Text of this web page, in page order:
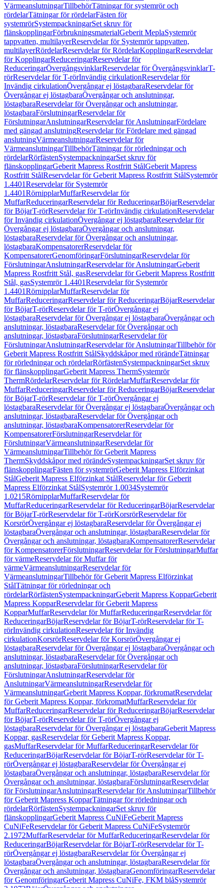
VärmeanslutningarTillbehörTätningar för systemrör och
rördelarTätningar för rördelarFästen för
systemrörSystempackningarSet skruv för
flänskopplingarFörbrukningsmaterialGeberit MeplaSystemrör
tappvatten, multilayerReservdelar för Systemrör tappvatten,
multilayerRördelarReservdelar för RördelarKopplingarReservdelar
för KopplingarReduceringarReservdelar för
ReduceringarÖvergångsvinklarReservdelar för ÖvergångsvinklarT-
rörReservdelar för T-rörInvändig cirkulationReservdelar för
Invändig cirkulationÖvergångar ej löstagbaraReservdelar för
Övergångar ej löstagbaraÖvergångar och anslutningar,
löstagbaraReservdelar för Övergångar och anslutningar,
löstagbaraFörslutningarReservdelar för
FörslutningarAnslutningarReservdelar för AnslutningarFördelare
med gängad anslutningReservdelar för Fördelare med gängad
anslutningVärmeanslutningarReservdelar för
VärmeanslutningarTillbehörTätningar för rörledningar och
rördelarRörfästenSystempackningarSet skruv för
flänskopplingarGeberit Mapress Rostfritt StålGeberit Mapress
Rostfritt StålReservdelar för Geberit Mapress Rostfritt StålSystemrör
1.4401Reservdelar för Systemrör
1.4401RörnipplarMuffarReservdelar för
MuffarReduceringarReservdelar för ReduceringarBöjarReservdelar
för BöjarT-rörReservdelar för T-rörInvändig cirkulationReservdelar
för Invändig cirkulationÖvergångar ej löstagbaraReservdelar för
Övergångar ej löstagbaraÖvergångar och anslutningar,
löstagbaraReservdelar för Övergångar och anslutningar,
löstagbaraKompensatorerReservdelar för
KompensatorerGenomföringarFörslutningarReservdelar för
FörslutningarAnslutningarReservdelar för AnslutningarGeberit
Mapress Rostfritt Stål, gasReservdelar för Geberit Mapress Rostfritt
Stål, gasSystemrör 1.4401Reservdelar för Systemrör
1.4401RörnipplarMuffarReservdelar för
MuffarReduceringarReservdelar för ReduceringarBöjarReservdelar
för BöjarT-rörReservdelar för T-rörÖvergångar ej
löstagbaraReservdelar för Övergångar ej löstagbaraÖvergångar och
anslutningar, löstagbaraReservdelar för Övergångar och
anslutningar, löstagbaraFörslutningarReservdelar för
FörslutningarAnslutningarReservdelar för AnslutningarTillbehör för
Geberit Mapress Rostfritt StålSkyddskåpor med rörändeTätningar
för rörledningar och rördelarRörfästenSystempackningarSet skruv
för flänskopplingarGeberit Mapress ThermSystemrör
ThermRördelarReservdelar för RördelarMuffarReservdelar för
MuffarReduceringarReservdelar för ReduceringarBöjarReservdelar
för BöjarT-rörReservdelar för T-rörÖvergångar ej
löstagbaraReservdelar för Övergångar ej löstagbaraÖvergångar och
anslutningar, löstagbaraReservdelar för Övergångar och
anslutningar, löstagbaraKompensatorerReservdelar för
KompensatorerFörslutningarReservdelar för
FörslutningarVärmeanslutningarReservdelar för
VärmeanslutningarTillbehör för Geberit Mapress
ThermSkyddskåpor med rörändeSystempackningarSet skruv för
flänskopplingarFästen för systemrörGeberit Mapress Elförzinkat
StålGeberit Mapress Elförzinkat StålReservdelar för Geberit
Mapress Elförzinkat StålSystemrör 1.0034Systemrör
1.0215RörnipplarMuffarReservdelar för
MuffarReduceringarReservdelar för ReduceringarBöjarReservdelar
för BöjarT-rörReservdelar för T-rörKorsrörReservdelar för
KorsrörÖvergångar ej löstagbaraReservdelar för Övergångar ej
löstagbaraÖvergångar och anslutningar, löstagbaraReservdelar för
Övergångar och anslutningar, löstagbaraKompensatorerReservdelar
för KompensatorerFörslutningarReservdelar för FörslutningarMuffar
för värmeReservdelar för Muffar för
värmeVärmeanslutningarReservdelar för
VärmeanslutningarTillbehör för Geberit Mapress Elförzinkat
StålTätningar för rörledningar och
rördelarRörfästenSystempackningarGeberit Mapress KopparGeberit
Mapress KopparReservdelar för Geberit Mapress
KopparMuffarReservdelar för MuffarReduceringarReservdelar för
ReduceringarBöjarReservdelar för BöjarT-rörReservdelar för T-
rörInvändig cirkulationReservdelar för Invändig
cirkulationKorsrörReservdelar för KorsrörÖvergångar ej
löstagbaraReservdelar för Övergångar ej löstagbaraÖvergångar och
anslutningar, löstagbaraReservdelar för Övergångar och
anslutningar, löstagbaraFörslutningarReservdelar för
FörslutningarAnslutningarReservdelar för
AnslutningarVärmeanslutningarReservdelar för
VärmeanslutningarGeberit Mapress Koppar, förkromatReservdelar
för Geberit Mapress Koppar, förkromatMuffarReservdelar för
MuffarReduceringarReservdelar för ReduceringarBöjarReservdelar
för BöjarT-rörReservdelar för T-rörÖvergångar ej
löstagbaraReservdelar för Övergångar ej löstagbaraGeberit Mapress
Koppar, gasReservdelar för Geberit Mapress Koppar,
gasMuffarReservdelar för MuffarReduceringarReservdelar för
ReduceringarBöjarReservdelar för BöjarT-rörReservdelar för T-
rörÖvergångar ej löstagbaraReservdelar för Övergångar ej
löstagbaraÖvergångar och anslutningar, löstagbaraReservdelar för
Övergångar och anslutningar, löstagbaraFörslutningarReservdelar
för FörslutningarAnslutningarReservdelar för AnslutningarTillbehör
för Geberit Mapress KopparTätningar för rörledningar och
rördelarRörfästenSystempackningarSet skruv för
flänskopplingarGeberit Mapress CuNiFeGeberit Mapress
CuNiFeReservdelar för Geberit Mapress CuNiFeSystemrör
2.1972MuffarReservdelar för MuffarReduceringarReservdelar för
ReduceringarBöjarReservdelar för BöjarT-rörReservdelar för T-
rörÖvergångar ej löstagbaraReservdelar för Övergångar ej
löstagbaraÖvergångar och anslutningar, löstagbaraReservdelar för
Övergångar och anslutningar, löstagbaraGenomföringarReservdelar
för GenomföringarGeberit Mapress CuNiFe, FKM blåSystemrör